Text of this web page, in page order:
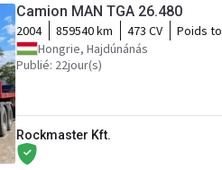
Camion MAN TGA 26.480
2004 859540 km 473 CV Poids
Hongrie, Hajdúnánás
Publié: 22jour(s)
Rockmaster Kft.